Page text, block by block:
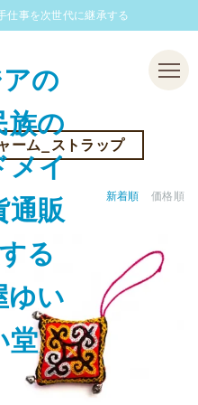
仕事を次世代に継承する
Menu
ーム_ストラップ
新着順 価格順